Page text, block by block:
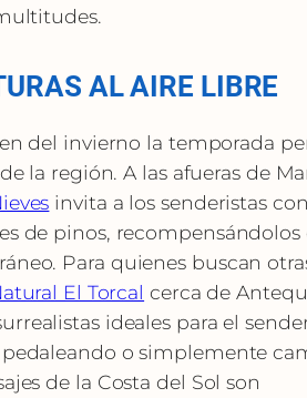
AL AIRE LIBRE
del invierno la temporada
la región. A las afueras de
invita a los senderistas
de pinos, recompensándolos
Para quienes buscan
El Torcal cerca de
ideales para el
pedaleando o simplemente
de la Costa del Sol son